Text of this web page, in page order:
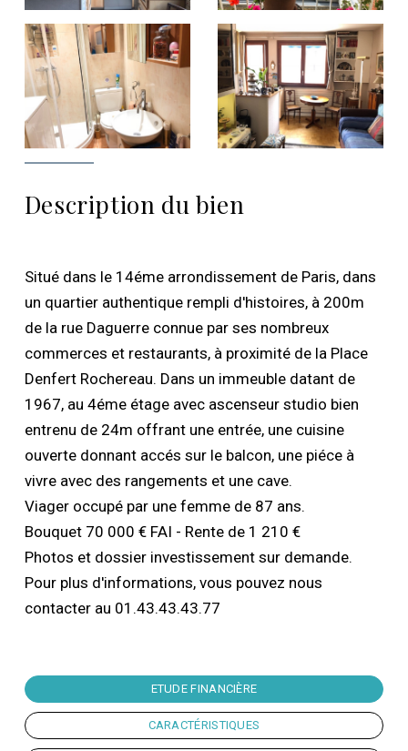
Description du bien
Situé dans le 14éme arrondissement de Paris, dans
un quartier authentique rempli d'histoires, à 200m
de la rue Daguerre connue par ses nombreux
commerces et restaurants, à proximité de la Place
Denfert Rochereau. Dans un immeuble datant de
1967, au 4éme étage avec ascenseur studio bien
entrenu de 24m offrant une entrée, une cuisine
ouverte donnant accés sur le balcon, une piéce à
vivre avec des rangements et une cave.
Viager occupé par une femme de 87 ans.
Bouquet 70 000 € FAI - Rente de 1 210 €
Photos et dossier investissement sur demande.
Pour plus d'informations, vous pouvez nous
contacter au 01.43.43.43.77
ETUDE FINANCIÈRE
CARACTÉRISTIQUES